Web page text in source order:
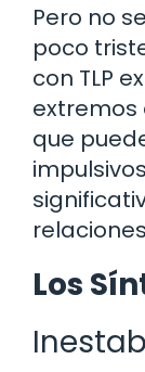
Pero no
poco
con TLP
extremos
que
Los